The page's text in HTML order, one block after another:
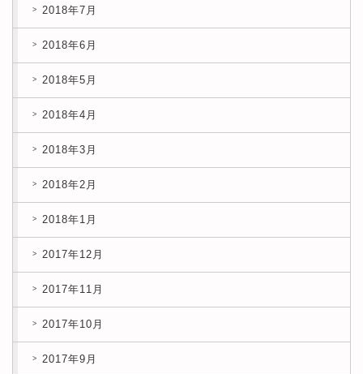
2018年7月
2018年6月
2018年5月
2018年4月
2018年3月
2018年2月
2018年1月
2017年12月
2017年11月
2017年10月
2017年9月